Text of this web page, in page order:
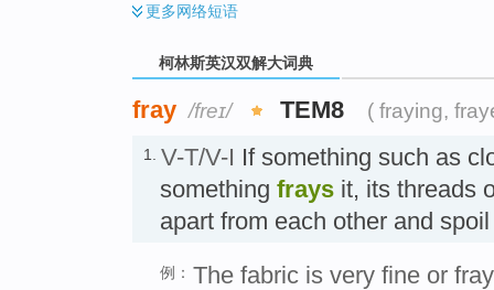
更多网络短语
柯林斯英汉双解大词典
fray /freɪ/ TEM8 ( fraying,
1. V-T/V-I If something such as
something frays it, its threads
apart from each other and
例： The fabric is very fine or